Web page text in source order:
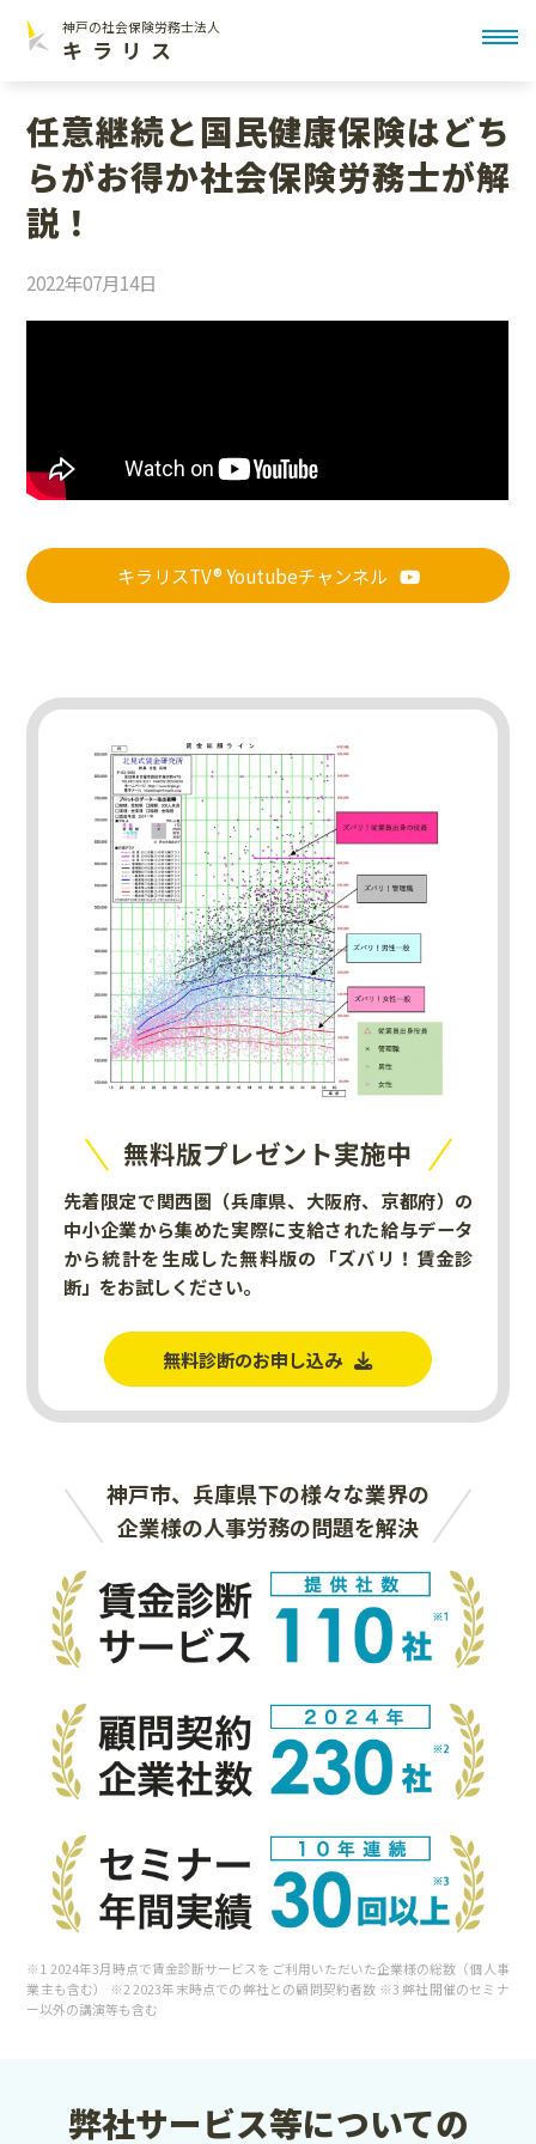
神戸の社会保険労務士法人
キラリス
任意継続と国民健康保険はどち
らがお得か社会保険労務士が解
説！
2022年07月14日
キラリスTV® Youtubeチャンネル
無料版プレゼント実施中
先着限定で関西圏（兵庫県、大阪府、京都府）の
中小企業から集めた実際に支給された給与データ
から統計を生成した無料版の「ズバリ！賃金診
断」をお試しください。
無料診断のお申し込み
神戸市、兵庫県下の様々な業界の
企業様の人事労務の問題を解決
※1 2024年3月時点で賃金診断サービスをご利用いただいた企業様の総数（個人事
業主も含む） ※2 2023年末時点での弊社との顧問契約者数 ※3 弊社開催のセミナ
ー以外の講演等も含む
弊社サービス等についての